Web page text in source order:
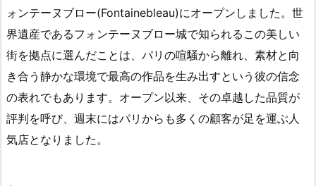
ォンテーヌブロー(Fontainebleau)にオープンしました。世
界遺産であるフォンテーヌブロー城で知られるこの美しい
街を拠点に選んだことは、パリの喧騒から離れ、素材と向
き合う静かな環境で最高の作品を生み出すという彼の信念
の表れでもあります。オープン以来、その卓越した品質が
評判を呼び、週末にはパリからも多くの顧客が足を運ぶ人
気店となりました。